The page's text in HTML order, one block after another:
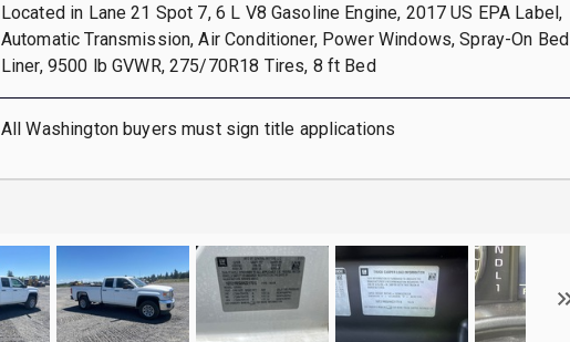
Located in Lane 21 Spot 7, 6 L V8 Gasoline Engine, 2017 US EPA Label,
Automatic Transmission, Air Conditioner, Power Windows, Spray-On Bed
Liner, 9500 lb GVWR, 275/70R18 Tires, 8 ft Bed
All Washington buyers must sign title applications